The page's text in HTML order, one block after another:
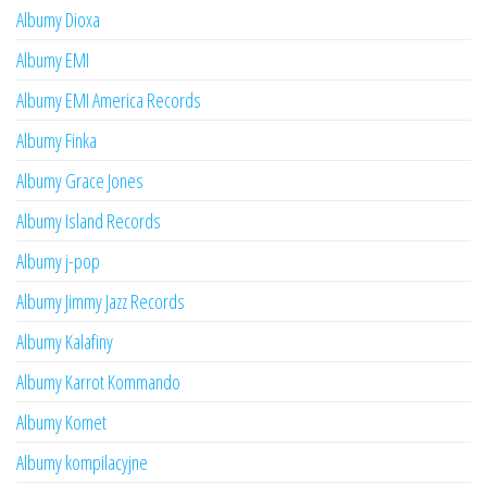
Albumy Dioxa
Albumy EMI
Albumy EMI America Records
Albumy Finka
Albumy Grace Jones
Albumy Island Records
Albumy j-pop
Albumy Jimmy Jazz Records
Albumy Kalafiny
Albumy Karrot Kommando
Albumy Komet
Albumy kompilacyjne